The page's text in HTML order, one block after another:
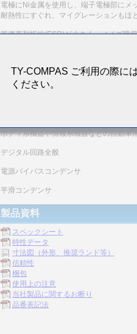
電極にNi金属を使用し、端子電極部にメ
耐熱性にすぐれ、マイグレーションもほ
等価直列抵抗(ESR)が小さく、ノイズ吸
なお、ご注文に際しては、納入仕様書
ボディ系機器や情報系機器などの自動車
デジタル回路全般
電源バイパスコンデンサ
平滑コンデンサ
製品資料
スペックシート
特性データ
寸法図（外形、推奨ランド等）
信頼性
梱包
使用上の注意
当社製品に関するお断り
品番表記法
TY-COMPAS ご利用の際に
ください。